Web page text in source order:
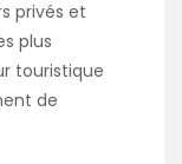
privés et
plus
touristique
de